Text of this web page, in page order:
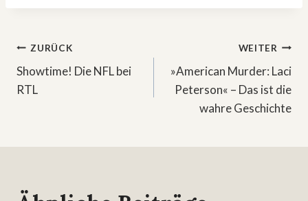
Beitragsnavigation
ZURÜCK
Showtime! Die NFL bei
RTL
WEITER
»American Murder: Laci
Peterson« – Das ist die
wahre Geschichte